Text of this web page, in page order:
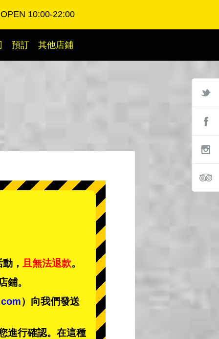
OPEN 10:00-22:00
預訂 其他店鋪
， 且無法退款。
鋪。
）向我們發送
進行確認。在這種